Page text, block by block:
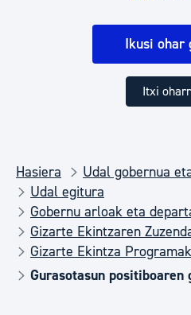
Ikusi ohar
Itxi
Hasiera
Udal gobernua
Udal egitura
Gobernu arloak eta
Gizarte Ekintzaren
Gizarte Ekintza Programak
Gurasotasun positiboaren